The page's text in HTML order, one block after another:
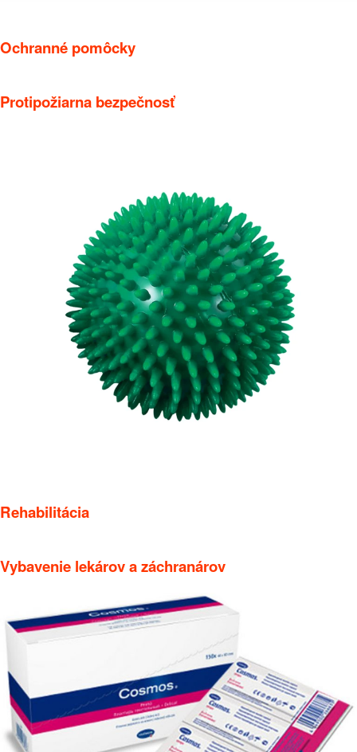
Ochranné pomôcky
Protipožiarna bezpečnosť
Rehabilitácia
Vybavenie lekárov a záchranárov